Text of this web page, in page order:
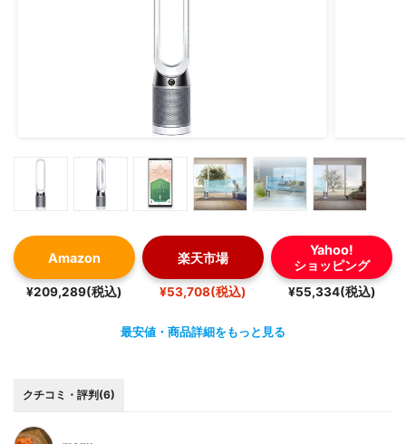
Amazon
¥209,289(税込)
楽天市場
¥53,708(税込)
Yahoo!
ショッピング
¥55,334(税込)
最安値・商品詳細をもっと見る
クチコミ・評判(6)